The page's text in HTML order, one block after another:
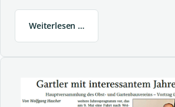
Weiterlesen …